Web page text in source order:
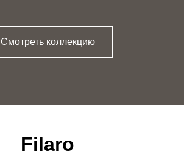
Смотреть коллекцию
Filaro